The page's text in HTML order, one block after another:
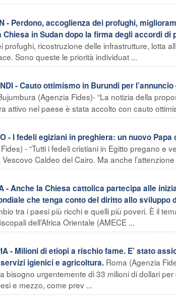
- Perdono, accoglienza dei profughi,
Chiesa in Sudan dopo la firma degli accordi di
profughi, ricostruzione delle infrastrutture, lotta
Sono queste le priorità individuat ...
- Cauto ottimismo in Burundi per
(Agenzia Fides)- “La notizia della
attivo nel paese è stata accolto con cauto
- I fedeli egiziani in preghiera: un nuovo
- “Tutti i fedeli cristiani in Egitto pregano e
Caldeo del Cairo. Ma anche
- Anche la Chiesa cattolica partecipa alle
che tenga conto del diritto allo sviluppo
tra i paesi più ricchi e quelli più poveri. È il
dell’Africa Orientale (AMECE ...
- Milioni di etiopi a rischio fame. E’ stato
igienici e agricoltura. Roma (Agenzia
bisogno urgentemente di 33 milioni di dollari
e mezzo, come prev ...